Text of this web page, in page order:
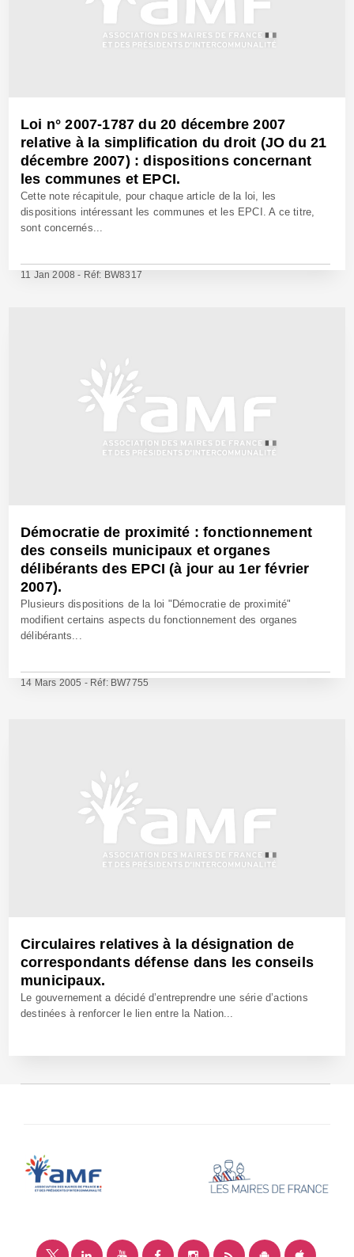
Loi n° 2007-1787 du 20 décembre 2007
relative à la simplification du droit (JO du 21
décembre 2007) : dispositions concernant
les communes et EPCI.
Cette note récapitule, pour chaque article de la loi, les
dispositions intéressant les communes et les EPCI. A ce titre,
sont concernés...
11 Jan 2008 - Réf: BW8317
Démocratie de proximité : fonctionnement
des conseils municipaux et organes
délibérants des EPCI (à jour au 1er février
2007).
Plusieurs dispositions de la loi "Démocratie de proximité"
modifient certains aspects du fonctionnement des organes
délibérants...
14 Mars 2005 - Réf: BW7755
Circulaires relatives à la désignation de
correspondants défense dans les conseils
municipaux.
Le gouvernement a décidé d’entreprendre une série d’actions
destinées à renforcer le lien entre la Nation...